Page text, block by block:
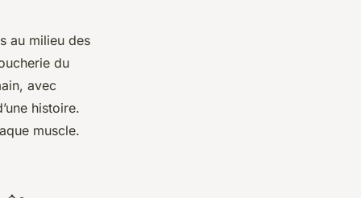
au milieu des
du
avec
histoire.
muscle.